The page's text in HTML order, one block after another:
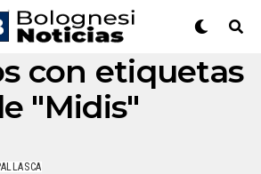
con etiquetas
"Midis"